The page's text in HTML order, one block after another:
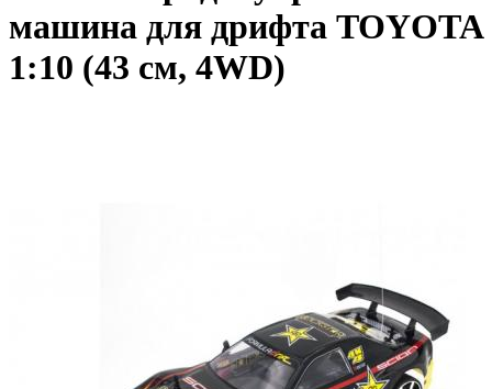
машина для дрифта TOYOTA
1:10 (43 см, 4WD)